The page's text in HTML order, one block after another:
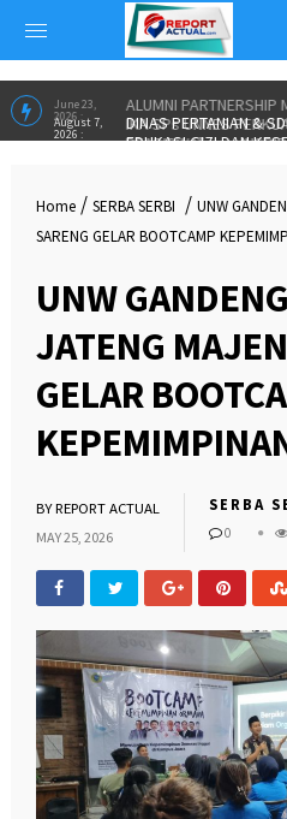
EDUKASI GIZI DAN
Pendidikan
June 23,
2026 :
ALUMNI PARTNERSHIP
IKA SPs UNNES
BEASISWA”in
Home / SERBA SERBI / UNW
SARENG GELAR BOOTCAMP
UNW
JATENG
GELAR
BYREPORT ACTUAL
MAY 25, 2026
SERBA
0